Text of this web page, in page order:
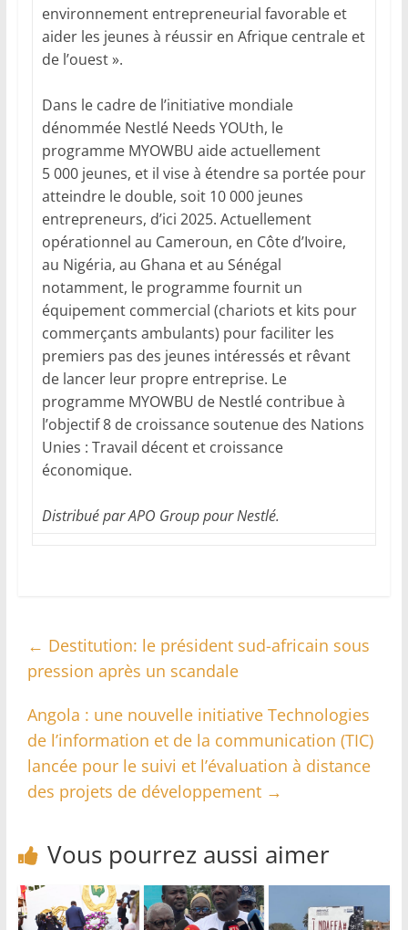
environnement entrepreneurial favorable et
aider les jeunes à réussir en Afrique centrale et
de l’ouest ».
Dans le cadre de l’initiative mondiale
dénommée Nestlé Needs YOUth, le
programme MYOWBU aide actuellement
5 000 jeunes, et il vise à étendre sa portée pour
atteindre le double, soit 10 000 jeunes
entrepreneurs, d’ici 2025. Actuellement
opérationnel au Cameroun, en Côte d’Ivoire,
au Nigéria, au Ghana et au Sénégal
notamment, le programme fournit un
équipement commercial (chariots et kits pour
commerçants ambulants) pour faciliter les
premiers pas des jeunes intéressés et rêvant
de lancer leur propre entreprise. Le
programme MYOWBU de Nestlé contribue à
l’objectif 8 de croissance soutenue des Nations
Unies : Travail décent et croissance
économique.
Distribué par APO Group pour Nestlé.
← Destitution: le président sud-africain sous
pression après un scandale
Angola : une nouvelle initiative Technologies
de l’information et de la communication (TIC)
lancée pour le suivi et l’évaluation à distance
des projets de développement →
Vous pourrez aussi aimer